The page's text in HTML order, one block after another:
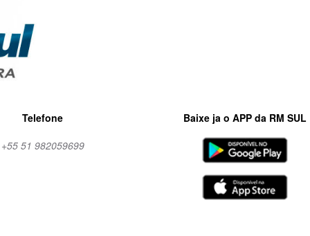
Telefone
+55 51 982059699
Baixe ja o APP da RM SUL